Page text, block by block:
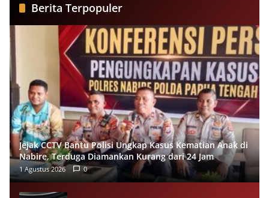
Berita Terpopuler
Jejak CCTV Bantu Polisi Ungkap Kasus Kematian Anak di
Nabire, Terduga Diamankan Kurang dari 24 Jam
1 Agustus 2026 0